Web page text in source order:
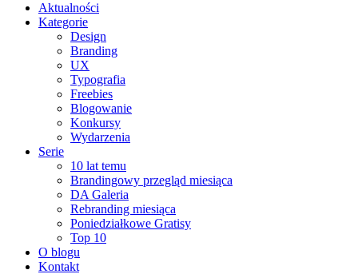
Aktualności
Kategorie
Design
Branding
UX
Typografia
Freebies
Blogowanie
Konkursy
Wydarzenia
Serie
10 lat temu
Brandingowy przegląd miesiąca
DA Galeria
Rebranding miesiąca
Poniedziałkowe Gratisy
Top 10
O blogu
Kontakt